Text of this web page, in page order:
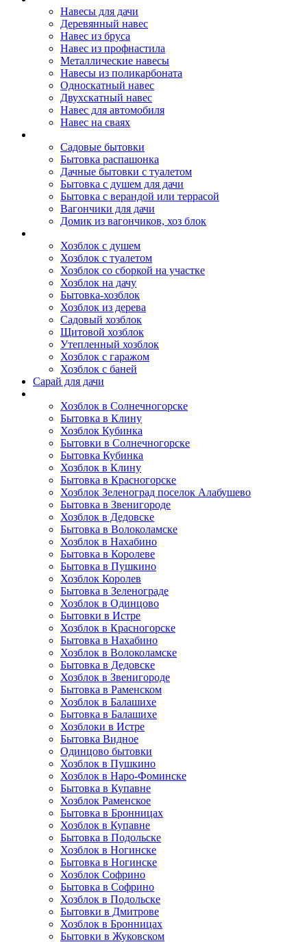
Навесы для дачи
Деревянный навес
Навес из бруса
Навес из профнастила
Металлические навесы
Навесы из поликарбоната
Односкатный навес
Двухскатный навес
Навес для автомобиля
Навес на сваях
Садовые бытовки
Бытовка распашонка
Дачные бытовки с туалетом
Бытовка с душем для дачи
Бытовка с верандой или террасой
Вагончики для дачи
Домик из вагончиков, хоз блок
Хозблок с душем
Хозблок с туалетом
Хозблок со сборкой на участке
Хозблок на дачу
Бытовка-хозблок
Хозблок из дерева
Садовый хозблок
Щитовой хозблок
Утепленный хозблок
Хозблок с гаражом
Хозблок с баней
Сарай для дачи
Хозблок в Солнечногорске
Бытовка в Клину
Хозблок Кубинка
Бытовки в Солнечногорске
Бытовка Кубинка
Хозблок в Клину
Бытовка в Красногорске
Хозблок Зеленоград поселок Алабушево
Бытовка в Звенигороде
Хозблок в Дедовске
Бытовка в Волоколамске
Хозблок в Нахабино
Бытовка в Королеве
Бытовкa в Пушкино
Хозблок Королев
Бытовка в Зеленограде
Хозблок в Одинцово
Бытовки в Истре
Хозблок в Красногорске
Бытовка в Нахабино
Хозблок в Волоколамске
Бытовкa в Дедовске
Хозблок в Звенигороде
Бытовка в Раменском
Хозблок в Балашихе
Бытовкa в Балашихе
Хозблоки в Истре
Бытовка Видное
Одинцово бытовки
Хозблок в Пушкино
Хозблок в Наро-Фоминске
Бытовка в Купавне
Хозблок Раменское
Бытовка в Бронницах
Хозблок в Купавне
Бытовка в Подольске
Хозблок в Ногинске
Бытовка в Ногинске
Хозблок Софрино
Бытовка в Софрино
Хозблок в Подольске
Бытовки в Дмитрове
Хозблок в Бронницах
Бытовки в Жуковском